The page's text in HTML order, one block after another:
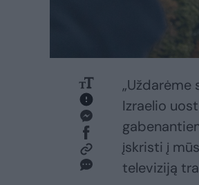
„Uždarėme
Izraelio
įskristi į
televiziją